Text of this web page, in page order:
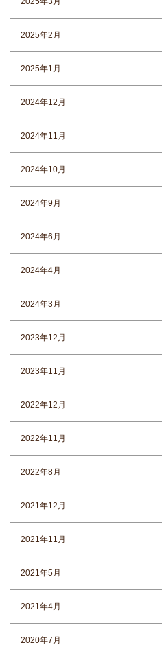
2025年2月
2025年1月
2024年12月
2024年11月
2024年10月
2024年9月
2024年6月
2024年4月
2024年3月
2023年12月
2023年11月
2022年12月
2022年11月
2022年8月
2021年12月
2021年11月
2021年5月
2021年4月
2020年7月